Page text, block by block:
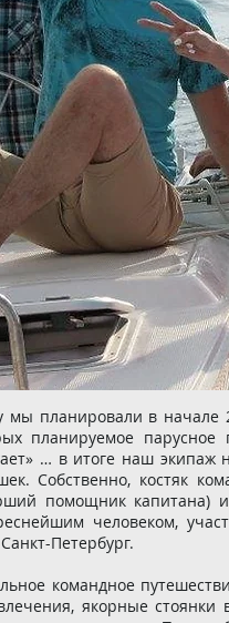
мы планировали в начале
планируемое
… в итоге наш
Собственно, костяк
помощник капитана)
человеком,
Петербург.
командное
якорные